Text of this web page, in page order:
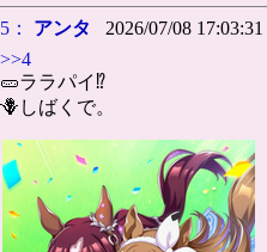
5： アンタ 2026/07/08 17:03:31
>>4
🥒ララパイ⁉️
🪻しばくで。